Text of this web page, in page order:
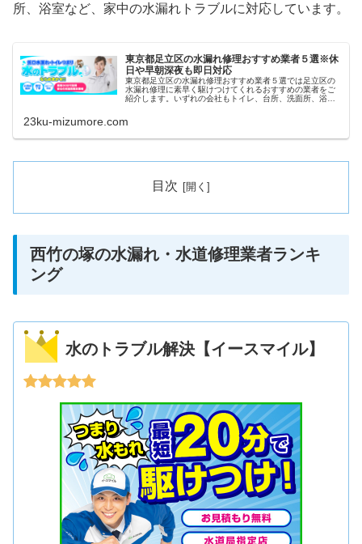
所、浴室など、家中の水漏れトラブルに対応しています。
東京都足立区の水漏れ修理おすすめ業者５選※休
日や早朝深夜も即日対応
東京都足立区の水漏れ修理おすすめ業者５選では足立区の
水漏れ修理に素早く駆けつけてくれるおすすめの業者をご
紹介します。いずれの会社もトイレ、台所、洗面所、浴室
23ku-mizumore.com
目次
西竹の塚の水漏れ・水道修理業者ランキ
ング
水のトラブル解決【イースマイル】